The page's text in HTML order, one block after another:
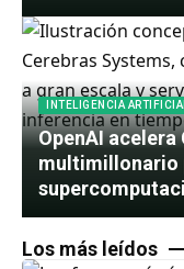
INTELIGENCIA
OpenAI acelera
multimillonario
Los más leídos